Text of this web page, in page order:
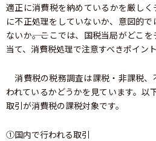
適正に消費税を納めているかを厳し
に不正処理をしていないか、意図的
ないか――。ここでは、国税当局がどこ
当て、消費税処理で注意すべきポイン
消費税の税務調査は課税・非課税
われているかどうかを見ています。以
取引が消費税の課税対象です。
①国内で行われる取引